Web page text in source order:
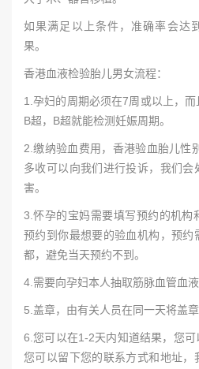
如果满足以上条件，准确率会达
果。
香港血液检验胎儿男女流程：
1.孕妇的周期必须在7周或以上，
B超，B超就能检测妊娠周期。
2.缴纳验血费用，香港验血胎儿性
多收可以向我们进行投诉，我们会
害。
3.怀孕的宝妈需要填写预约的机构
预约到你最想要的验血机构，预
都，避免当天预约不到。
4.需要向孕妇本人抽取筋脉血管血
5.盖章，由有关人员在同一天将盖
6.您可以在1-2天内知道结果，您
您可以留下您的联系方式和地址